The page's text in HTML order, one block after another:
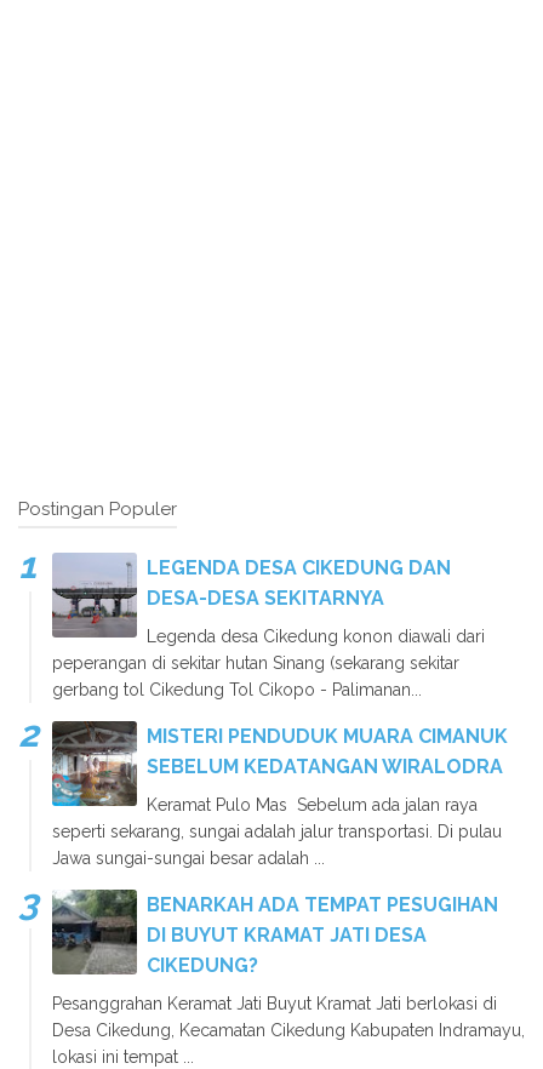
Postingan Populer
LEGENDA DESA CIKEDUNG DAN
DESA-DESA SEKITARNYA
Legenda desa Cikedung konon diawali dari
peperangan di sekitar hutan Sinang (sekarang sekitar
gerbang tol Cikedung Tol Cikopo - Palimanan...
MISTERI PENDUDUK MUARA CIMANUK
SEBELUM KEDATANGAN WIRALODRA
Keramat Pulo Mas Sebelum ada jalan raya
seperti sekarang, sungai adalah jalur transportasi. Di pulau
Jawa sungai-sungai besar adalah ...
BENARKAH ADA TEMPAT PESUGIHAN
DI BUYUT KRAMAT JATI DESA
CIKEDUNG?
Pesanggrahan Keramat Jati Buyut Kramat Jati berlokasi di
Desa Cikedung, Kecamatan Cikedung Kabupaten Indramayu,
lokasi ini tempat ...